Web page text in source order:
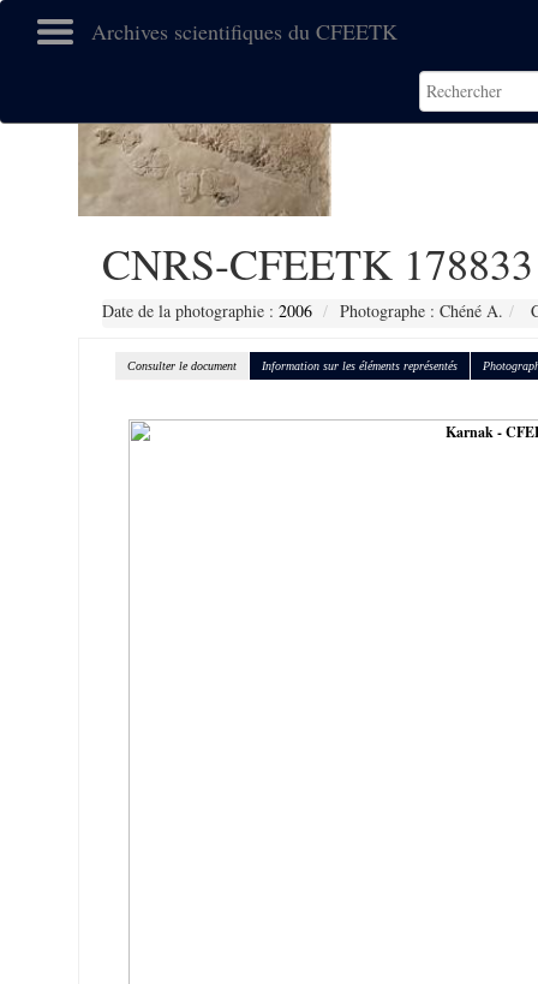
Archives scientifiques du CFEETK
CNRS-CFEETK 178833
Date de la photographie : 2006 Photographe : Chéné A.
Consulter le document Information sur les éléments représentés